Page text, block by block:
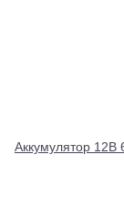
Аккумулятор 12В